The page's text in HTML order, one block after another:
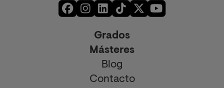
Grados
Másteres
Blog
Contacto